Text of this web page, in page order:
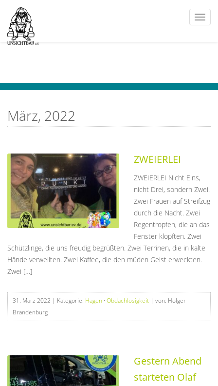
März, 2022
ZWEIERLEI
ZWEIERLEI Nicht Eins,
nicht Drei, sondern Zwei.
Zwei Frauen auf Streifzug
durch die Nacht. Zwei
Regentropfen, die an das
Fenster klopften. Zwei
Schützlinge, die uns freudig begrüßten. Zwei Terrinen, die in kalte
Hände verweilten. Zwei Kaffee, die den müden Geist erweckten.
Zwei […]
31. März 2022 | Kategorie: Hagen · Obdachlosigkeit | von: Holger
Brandenburg
Gestern Abend
starteten Olaf